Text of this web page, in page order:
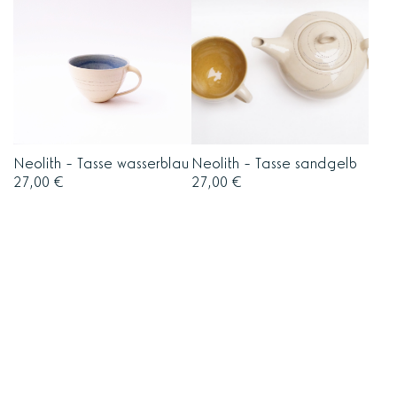
Neolith - Tasse wasserblau
27,00 €
Neolith - Tasse sandgelb
27,00 €